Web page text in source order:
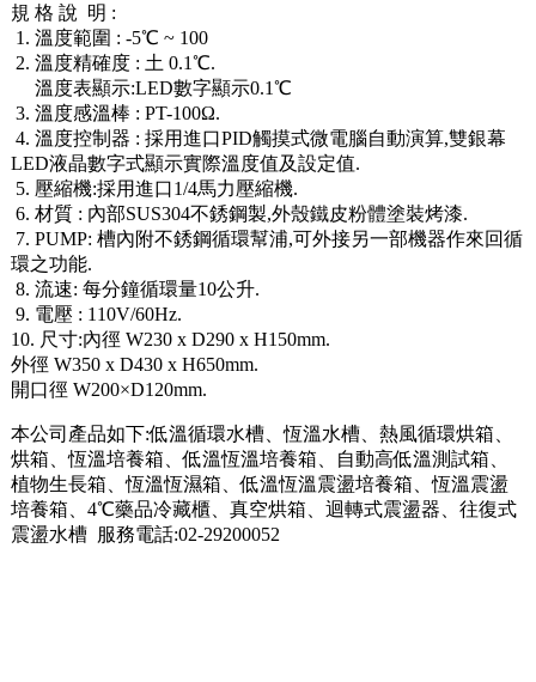
規 格 說 明 :
1. 溫度範圍 : -5℃ ~ 100
2. 溫度精確度 : 土 0.1℃.
溫度表顯示:LED數字顯示0.1℃
3. 溫度感溫棒 : PT-100Ω.
4. 溫度控制器 : 採用進口PID觸摸式微電腦自動演算,雙銀幕
LED液晶數字式顯示實際溫度值及設定值.
5. 壓縮機:採用進口1/4馬力壓縮機.
6. 材質 : 內部SUS304不銹鋼製,外殼鐵皮粉體塗裝烤漆.
7. PUMP: 槽內附不銹鋼循環幫浦,可外接另一部機器作來回循
環之功能.
8. 流速: 每分鐘循環量10公升.
9. 電壓 : 110V/60Hz.
10. 尺寸:內徑 W230 x D290 x H150mm.
外徑 W350 x D430 x H650mm.
開口徑 W200×D120mm.
本公司產品如下:低溫循環水槽、恆溫水槽、熱風循環烘箱、
烘箱、恆溫培養箱、低溫恆溫培養箱、自動高低溫測試箱、
植物生長箱、恆溫恆濕箱、低溫恆溫震盪培養箱、恆溫震盪
培養箱、4℃藥品冷藏櫃、真空烘箱、迴轉式震盪器、往復式
震盪水槽 服務電話:02-29200052